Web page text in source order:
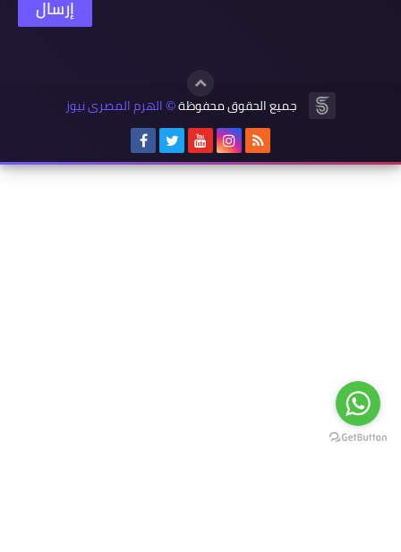
جميع الحقوق محفوظة© الهرم المصرى نيوز